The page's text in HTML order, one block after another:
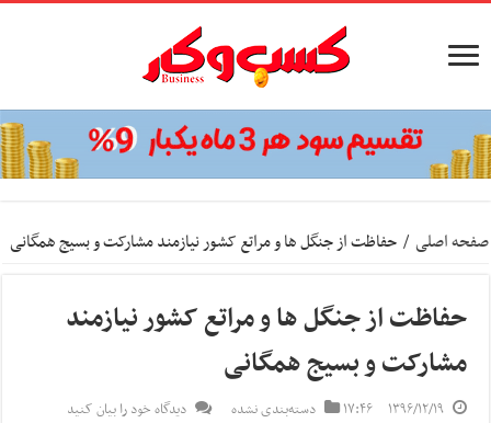
صفحه اصلی / حفاظت از جنگل ها و مراتع کشور نیازمند مشارکت و بسیج همگانی
حفاظت از جنگل ها و مراتع کشور نیازمند
مشارکت و بسیج همگانی
۱۳۹۶/۱۲/۱۹ ۱۷:۴۶ دسته‌بندی نشده دیدگاه خود را بیان کنید